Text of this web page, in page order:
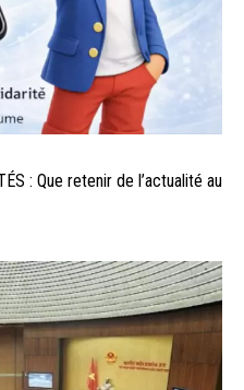
: Que retenir de l’actualité au